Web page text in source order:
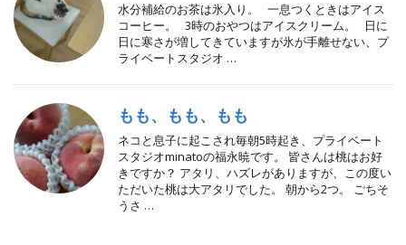
水分補給のお茶は氷入り。 一息つくときはアイス
コーヒー。 3時のおやつはアイスクリーム。 日に
日に寒さが増してきていますが氷が手離せない、プ
ライベートスタジオ …
もも、もも、もも
ネコと息子に起こされ毎朝5時起き、プライベート
スタジオminatoの福永暁です。 皆さんは桃はお好
きですか？ アタリ、ハズレがありますが、この度い
ただいた桃は大アタリでした。 朝から2つ。 ごちそ
うさ …